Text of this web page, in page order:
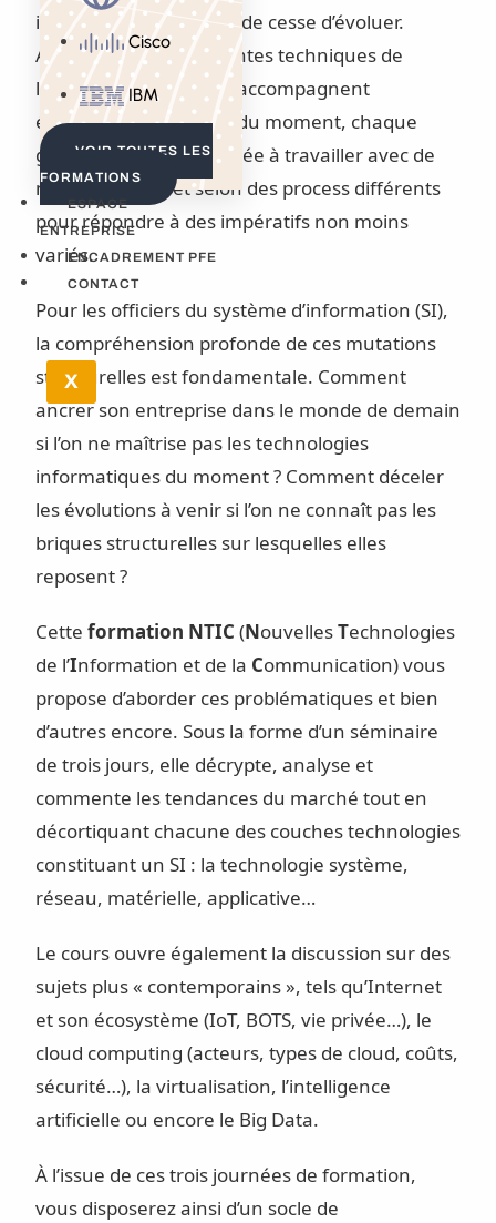
Cisco
IBM
VOIR TOUTES LES
FORMATIONS
ESPACE
ENTREPRISE
ENCADREMENT PFE
CONTACT
X
informatiques n’ont eu de cesse d’évoluer.
Assujetties aux contraintes techniques de
leur(s) époque(s), elles accompagnent
également les besoins du moment, chaque
génération étant amenée à travailler avec de
multiples outils et selon des process différents
pour répondre à des impératifs non moins
variés.
Pour les officiers du système d’information (SI),
la compréhension profonde de ces mutations
structurelles est fondamentale. Comment
ancrer son entreprise dans le monde de demain
si l’on ne maîtrise pas les technologies
informatiques du moment ? Comment déceler
les évolutions à venir si l’on ne connaît pas les
briques structurelles sur lesquelles elles
reposent ?
Cette formation NTIC (NouvellesTechnologies
de l’Information et de la Communication) vous
propose d’aborder ces problématiques et bien
d’autres encore. Sous la forme d’un séminaire
de trois jours, elle décrypte, analyse et
commente les tendances du marché tout en
décortiquant chacune des couches technologies
constituant un SI : la technologie système,
réseau, matérielle, applicative…
Le cours ouvre également la discussion sur des
sujets plus « contemporains », tels qu’Internet
et son écosystème (IoT, BOTS, vie privée…), le
cloud computing (acteurs, types de cloud, coûts,
sécurité…), la virtualisation, l’intelligence
artificielle ou encore le Big Data.
À l’issue de ces trois journées de formation,
vous disposerez ainsi d’un socle de